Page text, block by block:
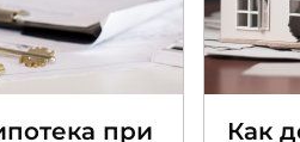
при
Как